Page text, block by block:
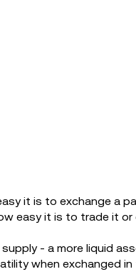
it is to exchange a
easy it is to trade it
- a more liquid
when exchanged in